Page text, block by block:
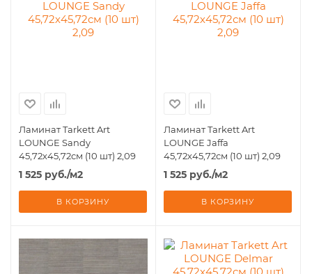
Ламинат Tarkett Art
LOUNGE Sandy
45,72х45,72см (10 шт) 2,09
1 525 руб./м2
В КОРЗИНУ
Ламинат Tarkett Art
LOUNGE Jaffa
45,72х45,72см (10 шт) 2,09
1 525 руб./м2
В КОРЗИНУ